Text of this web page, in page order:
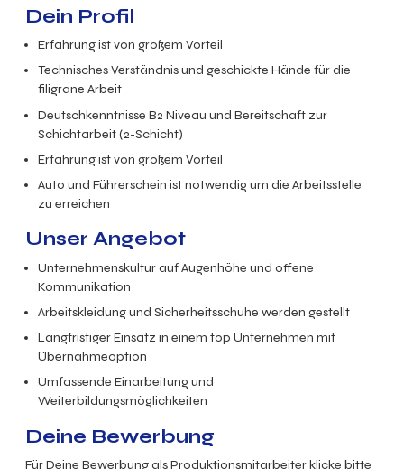
Dein Profil
Erfahrung ist von großem Vorteil
Technisches Verständnis und geschickte Hände für die
filigrane Arbeit
Deutschkenntnisse B2 Niveau und Bereitschaft zur
Schichtarbeit (2-Schicht)
Erfahrung ist von großem Vorteil
Auto und Führerschein ist notwendig um die Arbeitsstelle
zu erreichen
Unser Angebot
Unternehmenskultur auf Augenhöhe und offene
Kommunikation
Arbeitskleidung und Sicherheitsschuhe werden gestellt
Langfristiger Einsatz in einem top Unternehmen mit
Übernahmeoption
Umfassende Einarbeitung und
Weiterbildungsmöglichkeiten
Deine Bewerbung
Für Deine Bewerbung als Produktionsmitarbeiter klicke bitte